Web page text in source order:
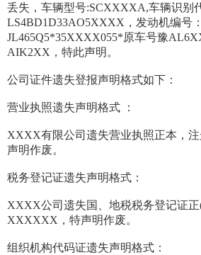
丢失，车辆型号:SCXXXXA,车辆识别
LS4BD1D33AO5XXXX，发动机编号：
JL465Q5*35XXXX055*原车号豫
AIK2XX，特此声明。
公司证件遗失登报声明格式如下：
营业执照遗失声明格式 ：
XXXX有限公司遗失营业执照正本，
声明作废。
税务登记证遗失声明格式：
XXXX公司遗失国、地税税务登记证正
XXXXXX，特声明作废。
组织机构代码证遗失声明格式：